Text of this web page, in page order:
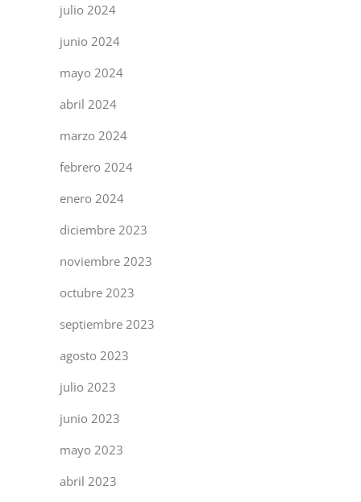
julio 2024
junio 2024
mayo 2024
abril 2024
marzo 2024
febrero 2024
enero 2024
diciembre 2023
noviembre 2023
octubre 2023
septiembre 2023
agosto 2023
julio 2023
junio 2023
mayo 2023
abril 2023